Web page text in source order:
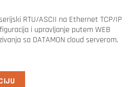
RTU/ASCII na Ethernet TCP/IP
i upravljanje putem WEB
sa DATAMON cloud serverom.